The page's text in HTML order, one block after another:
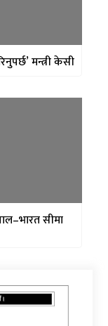
मन्त्री केसी
सीमा